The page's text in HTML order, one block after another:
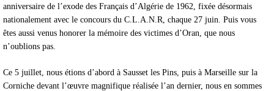
anniversaire de l’exode des Français d’Algérie de 1962, fixée désormais
nationalement avec le concours du C.L.A.N.R, chaque 27 juin. Puis vous
êtes aussi venus honorer la mémoire des victimes d’Oran, que nous
n’oublions pas.
Ce 5 juillet, nous étions d’abord à Sausset les Pins, puis à Marseille sur la
Corniche devant l’œuvre magnifique réalisée l’an dernier, nous en sommes